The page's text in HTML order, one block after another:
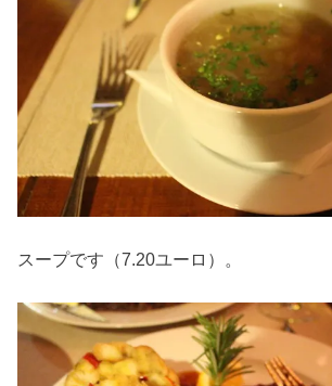
スープです（7.20ユーロ）。